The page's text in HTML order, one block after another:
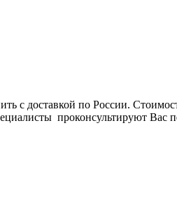
с доставкой по России.
проконсультируют Вас